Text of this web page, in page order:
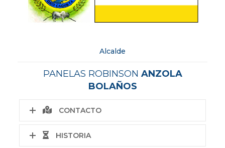
Alcalde
PANELAS ROBINSON ANZOLA
BOLAÑOS
CONTACTO
HISTORIA